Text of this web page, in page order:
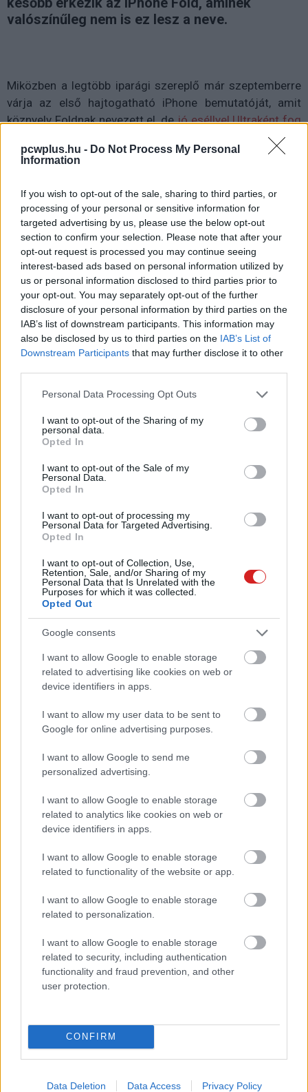
pcwplus.hu - Do Not Process My Personal
Information
If you wish to opt-out of the sale, sharing to third parties, or
processing of your personal or sensitive information for
targeted advertising by us, please use the below opt-out
section to confirm your selection. Please note that after your
opt-out request is processed you may continue seeing
interest-based ads based on personal information utilized by
us or personal information disclosed to third parties prior to
your opt-out. You may separately opt-out of the further
disclosure of your personal information by third parties on the
IAB’s list of downstream participants. This information may
also be disclosed by us to third parties on the IAB’s List of
Downstream Participants that may further disclose it to other
Please note that this website/app uses one or more Google
not limited to your visit or usage behaviour. You may click to
grant or deny consent to Google and its third-party tags to
use your data for below specified purposes in below Google
consent section.
Personal Data Processing Opt Outs
I want to opt-out of the Sharing of my
personal data.
Opted In
I want to opt-out of the Sale of my
Personal Data.
Opted In
I want to opt-out of processing my
Personal Data for Targeted Advertising.
Opted In
I want to opt-out of Collection, Use,
Retention, Sale, and/or Sharing of my
Personal Data that Is Unrelated with the
Purposes for which it was collected.
Opted Out
Google consents
I want to allow Google to enable storage
related to advertising like cookies on web or
device identifiers in apps.
I want to allow my user data to be sent to
Google for online advertising purposes.
I want to allow Google to send me
personalized advertising.
I want to allow Google to enable storage
related to analytics like cookies on web or
device identifiers in apps.
I want to allow Google to enable storage
related to functionality of the website or app.
I want to allow Google to enable storage
related to personalization.
I want to allow Google to enable storage
related to security, including authentication
functionality and fraud prevention, and other
user protection.
CONFIRM
Data Deletion Data Access Privacy Policy
valószínűleg nem is ez lesz a neve.
Miközben a legtöbb iparági szereplő már szeptemberre
várja az első hajtogatható iPhone bemutatóját, amit
köznyelv Foldnak nevezett el, dejó eséllyel Ultraként fog
, a Barclays elemzője nem ennyire optimista.
Tim Long szerint az Apple akár decemberig is
befektetői jegyzetben arról írt, hogy a csúszás
hátterében az ellátási lánc problémái állhatnak -szúrta ki
a MacRumors.
Ez három hónapos eltérést jelentene a jelenlegi
várakozásokhoz képest, amelyek szerint az új modell az
iPhone 18 Pro és a iPhone 18 Pro Max társaságában, a
szokásos őszi időszakban válna elérhetővé a vásárlók
számára. Fontos azonban, hogy ez egyelőre inkább
magányos vélemény, mintsem iparági konszenzus.
Ráadásul Long korábbi Apple-jóslatai - például az iPhone
X vagy az iPhone 16 kapcsán - nem mindig bizonyultak
pontosnak.
akár vissza is hozhatja a Plus modellt az iPhone 18
szériában 2027 márciusában, miután azt tavaly kivezette,
viszont a jelek szerint nem váltotta be teljesen a hozzá
fűzött reményeket, legalábbis az eladási számok alapján.
A hajtogatható iPhone körül egyelőre minden a
találgatások szintjén mozog, de az iparág szinte
biztosra veszi, hogy az Apple előbb-utóbb belép ebbe a
szegmensbe. A konkurencia ugyanis már jó ideje jelen
van a Samsungtól a Motorolán át a Google-ig. Felmerül a
kérdés, hogy az Apple nem késett-e el ezzel a lépéssel.
Egyes vélemények szerint igen, hiszen a konkurensek
már most formálják a piacot. Más elemzők viszont úgy
látják, hogy az Apple klasszikus stratégiája, azaz, hogy
lemaradva, ám egy kiforrott megoldással jelentkezik,
véli, hogy a cég belépése alapjaiban rendezheti át az
erőviszonyokat, és akár 28 százalékos részesedés is
kinézhet számára a hajlítható mobilok piacán.
A pletykák alapján az Apple megoldása látványos lehet.
kapcsolhat össze, ráadásul a gyártó igyekszik
kiküszöbölni a hajlítható kijelzők egyik legnagyobb
problémáját, a látható hajlítási gyűrődést. Hogy ebből mi
valósul meg, és mikor, az egyelőre kérdés, de az biztos,
mobilpiacon.
4 és egy 8 km-es egészségügyi tanösvény nyílt
Balatonalmádiban.